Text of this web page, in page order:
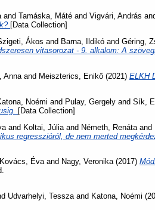
and Tamáska, Máté and Vigvári, András
[Data Collection]
Ákos and Barna, Ildikó and Géring,
vitasorozat - 9. alkalom: A
Anna and Meiszterics, Enikő (2021) ELKH
Noémi and Pulay, Gergely and Sík,
[Data Collection]
and Koltai, Júlia and Németh, Renáta and
regresszióról, de nem merted
Kovács, Évaand Nagy, Veronika(2017)
Udvarhelyi, Tessza and Katona, Noémi